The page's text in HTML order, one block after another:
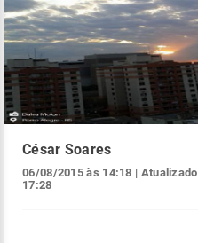
César Soares
06/08/2015 às 14:18 | Atualizado
17:28